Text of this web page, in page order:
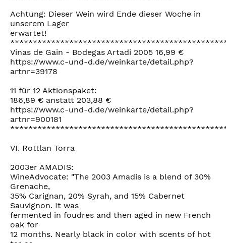
Achtung: Dieser Wein wird Ende dieser Woche in
unserem Lager
erwartet!
Vinas de Gain - Bodegas Artadi 2005 16,99 €
https://www.c-und-d.de/weinkarte/detail.php?
artnr=39178
11 für 12 Aktionspaket:
186,89 € anstatt 203,88 €
https://www.c-und-d.de/weinkarte/detail.php?
artnr=900181
VI. Rottlan Torra
2003er AMADIS:
WineAdvocate: "The 2003 Amadis is a blend of 30%
Grenache,
35% Carignan, 20% Syrah, and 15% Cabernet
Sauvignon. It was
fermented in foudres and then aged in new French
oak for
12 months. Nearly black in color with scents of hot